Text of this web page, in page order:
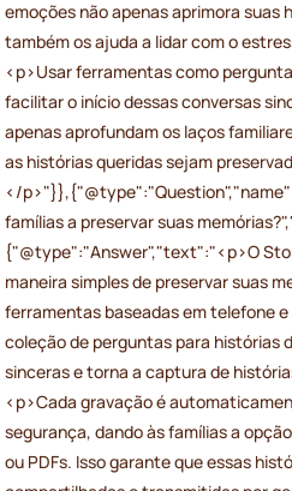
emoções não apenas aprimora suas
também os ajuda a lidar com o
<p>Usar ferramentas como
facilitar o início dessas conversas
apenas aprofundam os laços
as histórias queridas sejam
</
famílias a preservar suas
{"@type":"Answer","text":"<p>O
maneira simples de preservar suas
ferramentas baseadas em telefone
coleção de perguntas para histórias
sinceras e torna a captura de
<p>Cada gravação é
segurança, dando às famílias a
ou PDFs. Isso garante que essas